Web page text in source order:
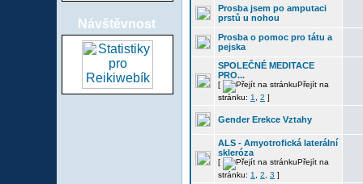
Návštěvnost
Prosba jsem po amputaci
prstů u nohou
Prosba o pomoc pro tátu a
pejska
SPOLEČNÉ MEDITACE
PRO...
[
Přejít na
stránku: 1 2 ]
Gender Erekce Vztahy
ALS - Amyotrofická laterální
skleróza
[
Přejít na
stránku: 1 2 3 ]